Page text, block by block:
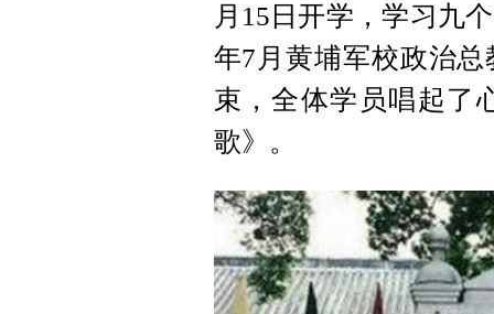
月15日开学，学习九
年7月黄埔军校政治
束，全体学员唱起了
歌》。